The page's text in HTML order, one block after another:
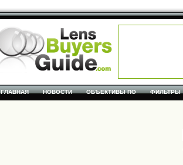
ГЛАВНАЯ НОВОСТИ ОБЪЕКТИВЫ ПО ФИЛЬТРЫ